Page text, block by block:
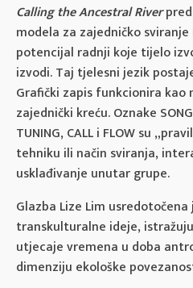
Calling the Ancestral River
modela za zajedničko
potencijal radnji koje tijelo
izvodi. Taj tjelesni jezik
Grafički zapis funkcionira kao
zajednički kreću. Oznake
TUNING, CALL i FLOW su
tehniku ili način sviranja,
usklađivanje unutar grupe.
Glazba Lize Lim
transkulturalne ideje,
utjecaje vremena u doba
dimenziju ekološke